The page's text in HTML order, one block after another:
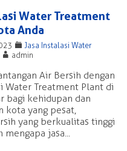
Water Treatment
Anda
F Jasa Instalasi Water
A admin
Air Bersih dengan
Water Treatment Plant di
bagi kehidupan dan
kota yang pesat,
yang berkualitas tinggi
jasa...